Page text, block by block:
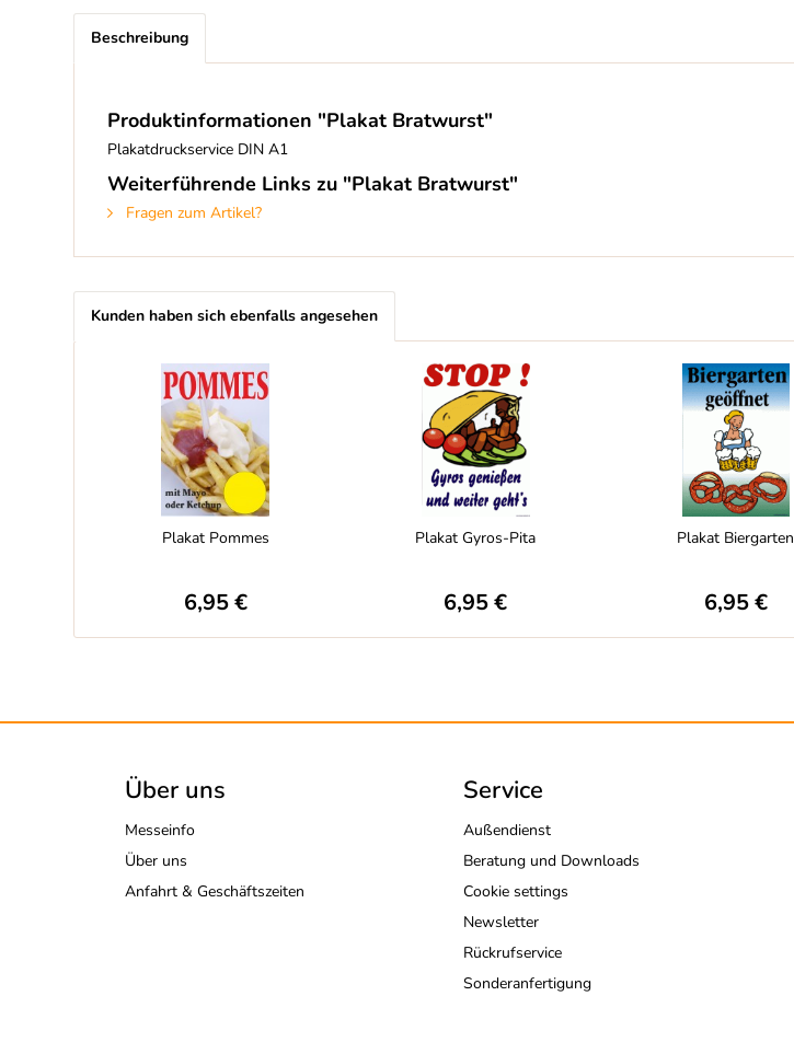
Beschreibung
Produktinformationen "Plakat Bratwurst"
Plakatdruckservice DIN A1
Weiterführende Links zu "Plakat Bratwurst"
Fragen zum Artikel?
Kunden haben sich ebenfalls angesehen
Plakat Pommes
6,95 €
Plakat Gyros-Pita
6,95 €
Plakat Biergarten
6,95 €
Über uns
Messeinfo
Über uns
Anfahrt & Geschäftszeiten
Service
Außendienst
Beratung und Downloads
Cookie settings
Newsletter
Rückrufservice
Sonderanfertigung